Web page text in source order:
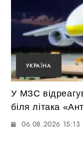
УКРАЇНА
У МЗС
біля літака
06.08.2026 15:13